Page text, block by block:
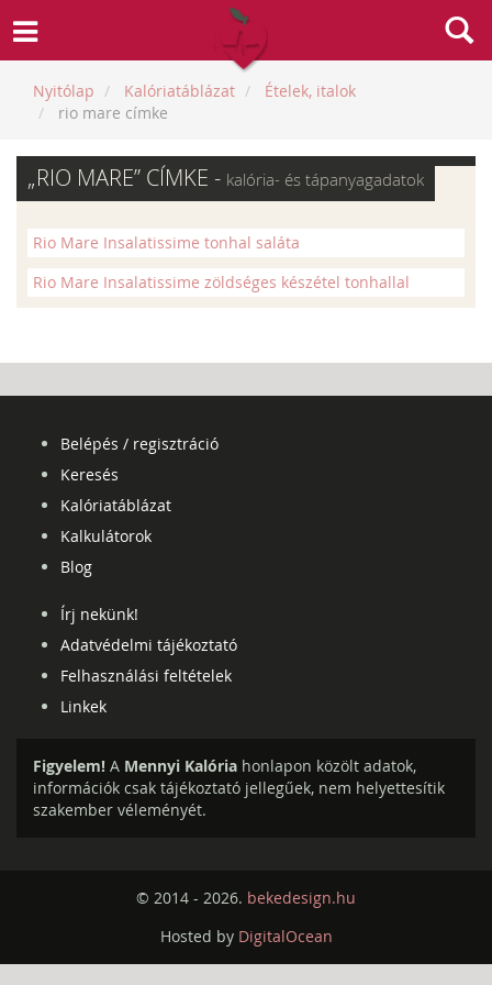
Nyitólap Kalóriatáblázat
Ételek, italok
rio mare címke
„RIO MARE” CÍMKE - kalória- és tápanyagadatok
Rio Mare Insalatissime tonhal saláta
Rio Mare Insalatissime zöldséges készétel tonhallal
Belépés / regisztráció
Keresés
Kalóriatáblázat
Kalkulátorok
Blog
Írj nekünk!
Adatvédelmi tájékoztató
Felhasználási feltételek
Linkek
Figyelem! A Mennyi Kalória honlapon közölt adatok,
információk csak tájékoztató jellegűek, nem helyettesítik
szakember véleményét.
© 2014 - 2026. bekedesign.hu
Hosted by DigitalOcean